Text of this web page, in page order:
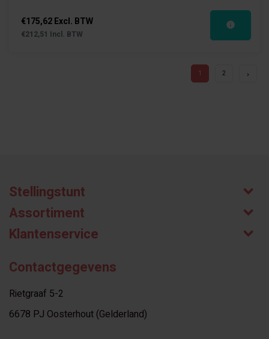
€175,62 Excl. BTW
€212,51 Incl. BTW
1 2
Stellingstunt
Assortiment
Klantenservice
Contactgegevens
Rietgraaf 5-2
6678 PJ Oosterhout (Gelderland)